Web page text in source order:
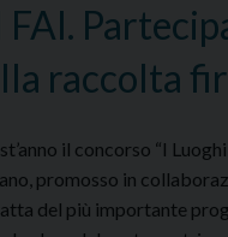
FAI.
raccolta
il concorso “I
promosso in
del più importante